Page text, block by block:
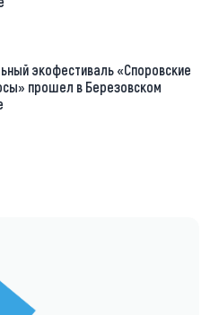
экофестиваль «Споровские
прошел в Березовском